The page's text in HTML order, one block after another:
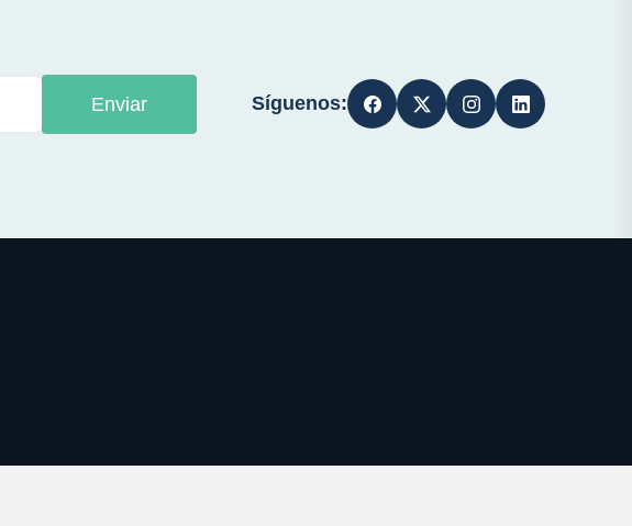
Enviar Síguenos: